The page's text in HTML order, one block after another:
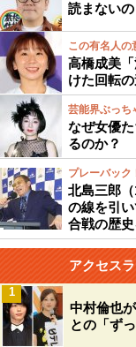
読まない
この有名人の
高橋成美
けた回転
芸能界ぶっち
なぜ女優
るのか？
プレーバック
北島三郎
の線を引
合戦の歴
アクセス
中村倫也
との「ず
1